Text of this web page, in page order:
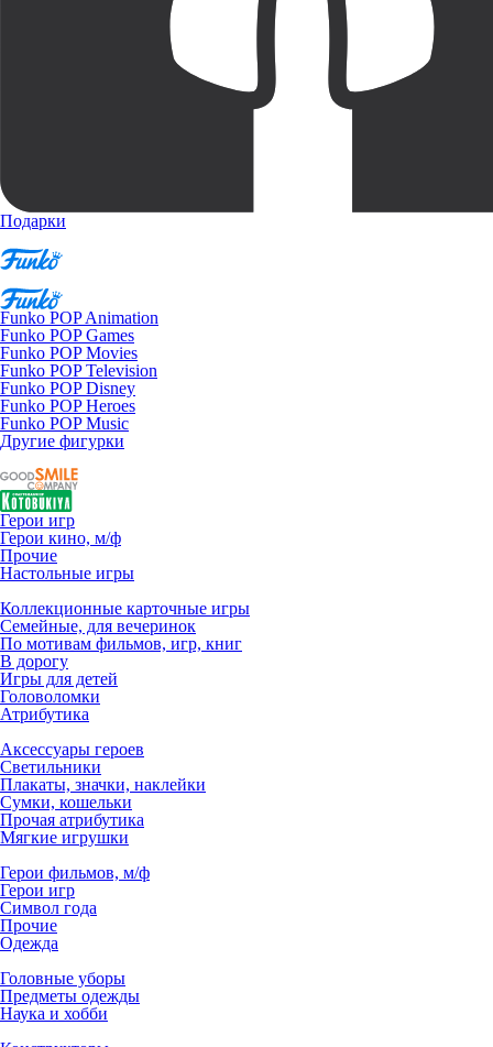
Подарки
Funko POP Animation
Funko POP Games
Funko POP Movies
Funko POP Television
Funko POP Disney
Funko POP Heroes
Funko POP Music
Другие фигурки
Герои игр
Герои кино, м/ф
Прочие
Настольные игры
Коллекционные карточные игры
Семейные, для вечеринок
По мотивам фильмов, игр, книг
В дорогу
Игры для детей
Головоломки
Атрибутика
Аксессуары героев
Светильники
Плакаты, значки, наклейки
Сумки, кошельки
Прочая атрибутика
Мягкие игрушки
Герои фильмов, м/ф
Герои игр
Символ года
Прочие
Одежда
Головные уборы
Предметы одежды
Наука и хобби